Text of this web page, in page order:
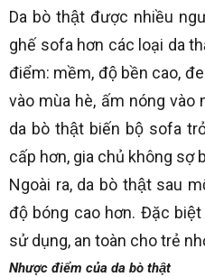
Da bò thật được nhiều
ghế sofa hơn các loại da
điểm: mềm, độ bền cao,
vào mùa hè, ấm nóng vào
da bò thật biến bộ sofa
cấp hơn, gia chủ không sợ
Ngoài ra, da bò thật sau
độ bóng cao hơn. Đặc
sử dụng, an toàn cho trẻ
Nhược điểm của da bò thật